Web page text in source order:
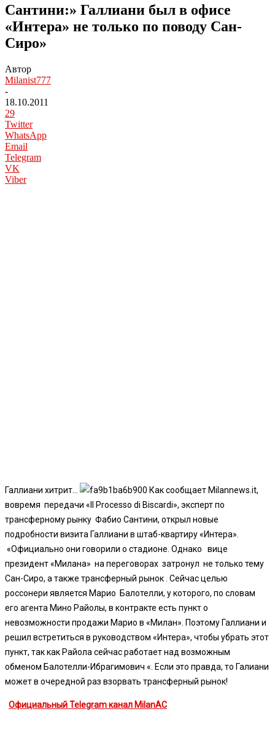
Сантини:» Галлиани был в офисе
«Интера» не только по поводу Сан-
Сиро»
Автор
Milanist777
-
18.10.2011
29
Twitter
WhatsApp
Email
Telegram
VK
Viber
Галлиани хитрит…
Как сообщает Milannews.it,
вовремя передачи «Il Processo di Biscardi», эксперт по
трансферному рынку Фабио Сантини, открыл новые
подробности визита Галлиани в штаб-квартиру «Интера».
«Официально они говорили о стадионе. Однако вице
президент «Милана» на переговорах затронул не только тему
Сан-Сиро, а также трансферный рынок . Сейчас целью
россонери является Марио Балотелли, у которого, по словам
его агента Мино Райолы, в контракте есть пункт о
невозможности продажи Марио в «Милан». Поэтому Галлиани и
решил встретиться в руководством «Интера», чтобы убрать этот
пункт, так как Райола сейчас работает над возможным
обменом Балотелли-Ибрагимович «. Если это правда, то Галиани
может в очередной раз взорвать трансферный рынок!
Официальный Telegram канал MilanAC